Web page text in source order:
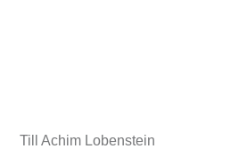
Till Achim Lobenstein